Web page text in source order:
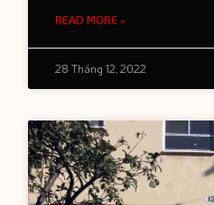
READ MORE »
28 Tháng 12, 2022